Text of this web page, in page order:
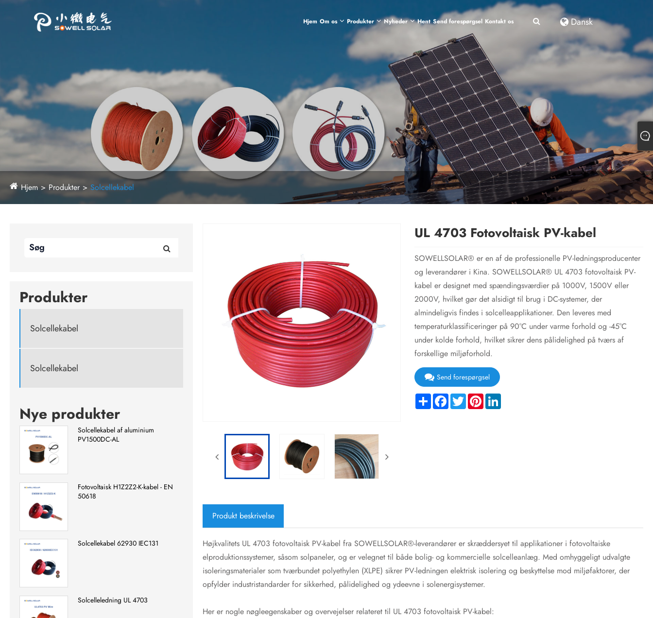
Hjem Om os Produkter Nyheder Hent Send forespørgsel Kontakt os Dansk
Hjem Produkter Solcellekabel
Produkter
Solcellekabel
Solcellekabel
Nye produkter
Solcellekabel af aluminium
PV1500DC-AL
Fotovoltaisk H1Z2Z2-K-kabel - EN
50618
Solcellekabel 62930 IEC131
Solcelleledning UL 4703
UL 4703 Fotovoltaisk PV-kabel
SOWELLSOLAR® er en af ​​de professionelle PV-ledningsproducenter
og leverandører i Kina. SOWELLSOLAR® UL 4703 fotovoltaisk PV-
kabel er designet med spændingsværdier på 1000V, 1500V eller
2000V, hvilket gør det alsidigt til brug i DC-systemer, der
almindeligvis findes i solcelleapplikationer. Den leveres med
temperaturklassificeringer på 90°C under varme forhold og -45°C
under kolde forhold, hvilket sikrer dens pålidelighed på tværs af
forskellige miljøforhold.
Send forespørgsel
ShareFacebook
TwitterPinterestLinkedIn
Produkt beskrivelse
Højkvalitets UL 4703 fotovoltaisk PV-kabel fra SOWELLSOLAR®-leverandører er skræddersyet til applikationer i fotovoltaiske
elproduktionssystemer, såsom solpaneler, og er velegnet til både bolig- og kommercielle solcelleanlæg. Med omhyggeligt udvalgte
isoleringsmaterialer som tværbundet polyethylen (XLPE) sikrer PV-ledningen elektrisk isolering og beskyttelse mod miljøfaktorer, der
opfylder industristandarder for sikkerhed, pålidelighed og ydeevne i solenergisystemer.
Her er nogle nøgleegenskaber og overvejelser relateret til UL 4703 fotovoltaisk PV-kabel: